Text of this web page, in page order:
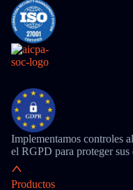
Implementamos controles
el RGPD para proteger
Productos